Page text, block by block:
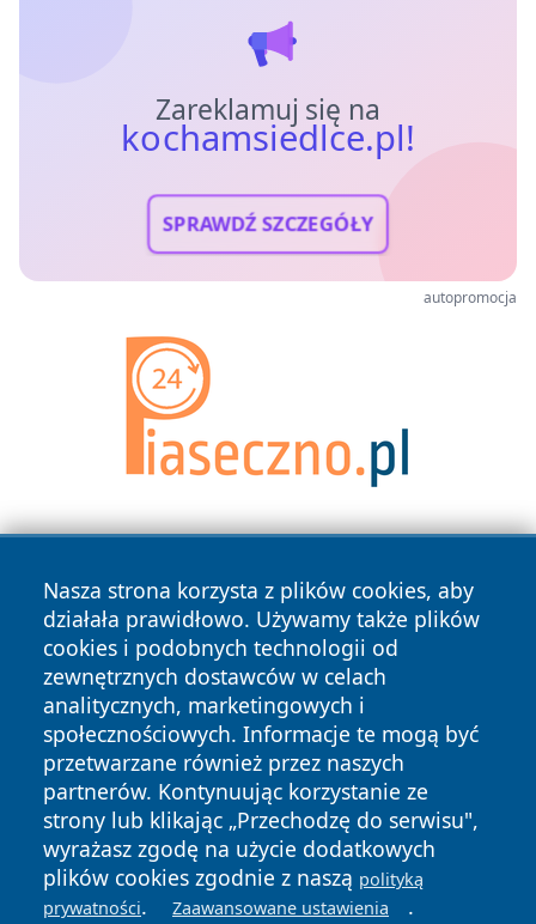
Zareklamuj się na
kochamsiedlce.pl!
SPRAWDŹ SZCZEGÓŁY
autopromocja
Nasza strona korzysta z plików cookies, aby
działała prawidłowo. Używamy także plików
cookies i podobnych technologii od
zewnętrznych dostawców w celach
analitycznych, marketingowych i
społecznościowych. Informacje te mogą być
przetwarzane również przez naszych
partnerów. Kontynuując korzystanie ze
strony lub klikając „Przechodzę do serwisu",
wyrażasz zgodę na użycie dodatkowych
plików cookies zgodnie z naszą polityką
prywatności. Zaawansowane ustawienia .
Copyright © 2026 kochamsiedlce.pl Wszystkie prawa
zastrzeżone.
News Autorzy
Polityka
Prywatności
Polityka
Cookies